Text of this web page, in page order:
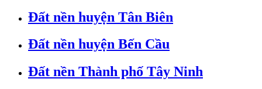
Đất nền huyện Tân Biên
Đất nền huyện Bến Cầu
Đất nền Thành phố Tây Ninh